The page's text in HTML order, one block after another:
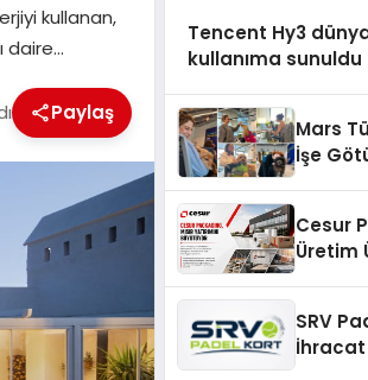
kullanan,
daire…
Paylaş
Tencent Hy3
kullanıma sunuldu
Mars
İşe
Cesur
Üretim
SRV
İhracat